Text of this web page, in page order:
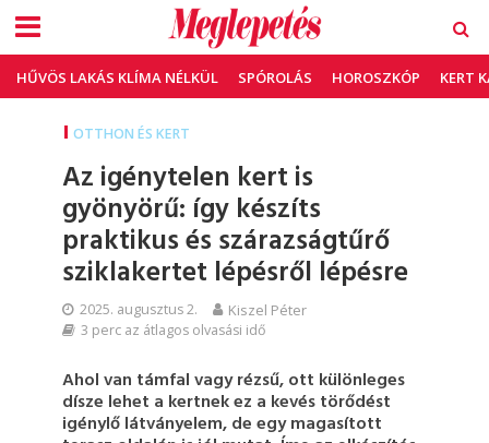
HŰVÖS LAKÁS KLÍMA NÉLKÜL SPÓROLÁS HOROSZKÓP KERT
OTTHON ÉS KERT
Az igénytelen kert is
gyönyörű: így készíts
praktikus és szárazságtűrő
sziklakertet lépésről lépésre
2025. augusztus 2. Kiszel Péter
3 perc az átlagos olvasási idő
Ahol van támfal vagy rézsű, ott különleges
dísze lehet a kertnek ez a kevés törődést
igénylő látványelem, de egy magasított